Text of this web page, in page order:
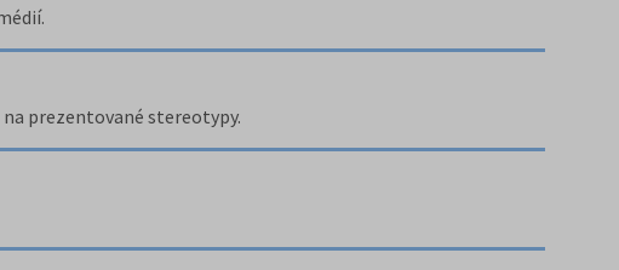
prezentované stereotypy.